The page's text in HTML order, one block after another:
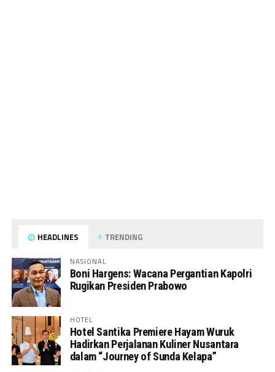
HEADLINES TRENDING
NASIONAL
Boni Hargens: Wacana Pergantian Kapolri
Rugikan Presiden Prabowo
HOTEL
Hotel Santika Premiere Hayam Wuruk
Hadirkan Perjalanan Kuliner Nusantara
dalam “Journey of Sunda Kelapa”